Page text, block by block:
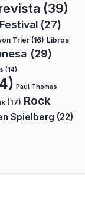
(39)
Festival (27)
Trier (16) Libros
(29)
(14)
Paul Thomas
(17) Rock
Spielberg (22)